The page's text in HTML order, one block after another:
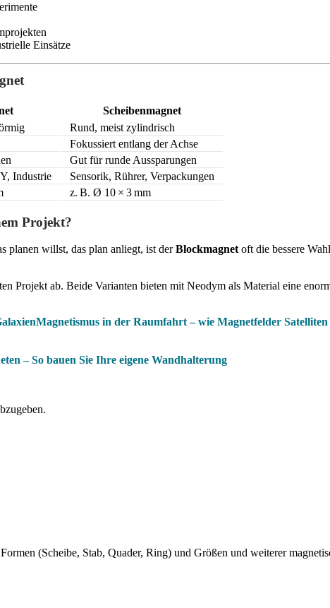
Einsätze
Scheibenmagnet
Rund, meist zylindrisch
Fokussiert entlang der Achse
Gut für runde Aussparungen
Industrie
Sensorik, Rührer, Verpackungen
z. B. Ø 10 × 3 mm
Projekt?
planen willst, das plan anliegt, ist derBlockmagnet oft die bessere
Projekt ab. Beide Varianten bieten mit Neodym als Material eine
in der Raumfahrt – wie Magnetfelder
– So bauen Sie Ihre eigene Wandhalterung
(Scheibe, Stab, Quader, Ring) und Größen und weiterer